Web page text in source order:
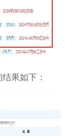
果如下：